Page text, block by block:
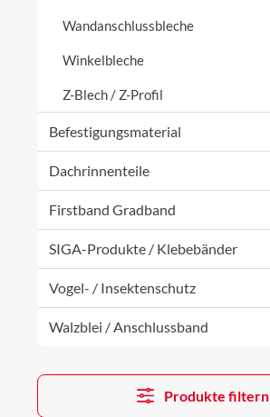
Wandanschlussbleche
Winkelbleche
Z-Blech / Z-Profil
Befestigungsmaterial
Dachrinnenteile
Firstband Gradband
SIGA-Produkte / Klebebänder
Vogel- / Insektenschutz
Walzblei / Anschlussband
Produkte filtern